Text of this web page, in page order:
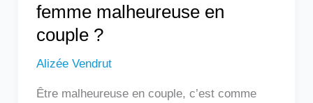
femme malheureuse en
couple ?
Alizée Vendrut
Être malheureuse en couple, c’est comme